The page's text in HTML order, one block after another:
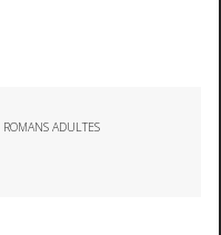
ROMANS ADULTES